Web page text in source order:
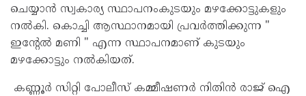
ചെയ്യാൻ സ്വകാര്യ സ്ഥാപനംകുടയും മഴക്കോട്ടുകളും
നൽകി. കൊച്ചി ആസ്ഥാനമായി പ്രവർത്തിക്കുന്ന "
ഇന്റേൽ മണി " എന്ന സ്ഥാപനമാണ് കുടയും
മഴക്കോട്ടും നൽകിയത്.
കണ്ണൂർ സിറ്റി പോലീസ് കമ്മീഷണർ നിതിൻ രാജ് ഐ